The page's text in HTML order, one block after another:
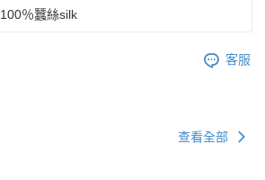
100％蠶絲silk
客服
查看全部